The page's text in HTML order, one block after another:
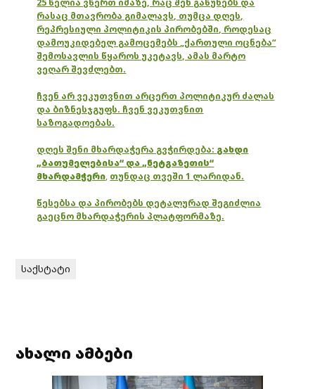
რასაც მთავრობა გიმალავს, თუმცა დღეს,
რეპრესიული პოლიტიკის პირობებში, როდესაც
დამოუკიდებელ გამოცემებს „ქართული ოცნება“
შემოსავლის წყაროს უკეტავს, ამას მარტო
ვეღარ შევძლებთ.
ჩვენ არ ვეკუთვნით არცერთ პოლიტიკურ ძალას
და ბიზნესჯგუფს. ჩვენ ვეკუთვნით
საზოგადოებას.
დღეს შენი მხარდაჭერა გვჭირდება: გახდი
„ბათუმელებისა“ და „ნეტგაზეთის“
მხარდამჭერი, თუნდაც თვეში 1 ლარიდან.
წესებსა და პირობებს დეტალურად შეგიძლია
გაეცნო მხარდაჭერის პლატფორმაზე.
საქსტატი
ახალი ამბები